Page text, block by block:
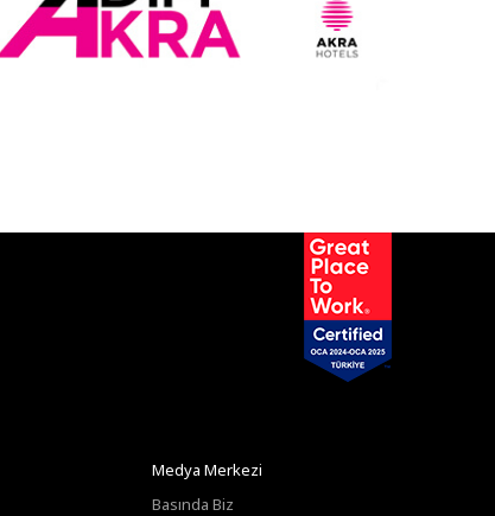
Medya Merkezi
Basında Biz